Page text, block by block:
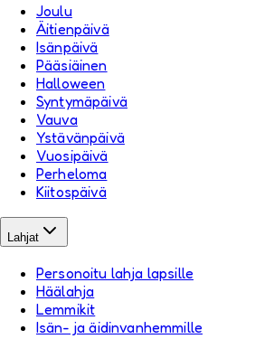
Joulu
Äitienpäivä
Isänpäivä
Pääsiäinen
Halloween
Syntymäpäivä
Vauva
Ystävänpäivä
Vuosipäivä
Perheloma
Kiitospäivä
Lahjat
Personoitu lahja lapsille
Häälahja
Lemmikit
Isän- ja äidinvanhemmille